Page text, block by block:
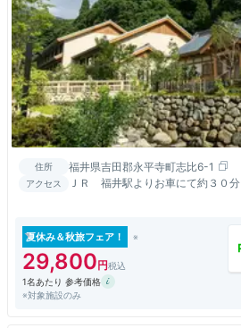
住所 福井県吉田郡永平寺町志比6-1
アクセス ＪＲ 福井駅よりお車にて約３０分
夏休み＆秋旅フェア！
29,800
1名あたり 参考価格
※対象施設のみ